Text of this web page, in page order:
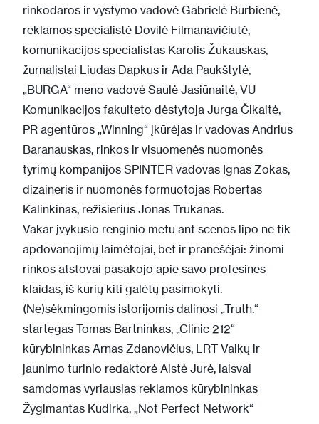
rinkodaros ir vystymo vadovė Gabrielė Burbienė,
reklamos specialistė Dovilė Filmanavičiūtė,
komunikacijos specialistas Karolis Žukauskas,
žurnalistai Liudas Dapkus ir Ada Paukštytė,
„BURGA“ meno vadovė Saulė Jasiūnaitė, VU
Komunikacijos fakulteto dėstytoja Jurga Čikaitė,
PR agentūros „Winning“ įkūrėjas ir vadovas Andrius
Baranauskas, rinkos ir visuomenės nuomonės
tyrimų kompanijos SPINTER vadovas Ignas Zokas,
dizaineris ir nuomonės formuotojas Robertas
Kalinkinas, režisierius Jonas Trukanas.
Vakar įvykusio renginio metu ant scenos lipo ne tik
apdovanojimų laimėtojai, bet ir pranešėjai: žinomi
rinkos atstovai pasakojo apie savo profesines
klaidas, iš kurių kiti galėtų pasimokyti.
(Ne)sėkmingomis istorijomis dalinosi „Truth.“
startegas Tomas Bartninkas, „Clinic 212“
kūrybininkas Arnas Zdanovičius, LRT Vaikų ir
jaunimo turinio redaktorė Aistė Jurė, laisvai
samdomas vyriausias reklamos kūrybininkas
Žygimantas Kudirka, „Not Perfect Network“